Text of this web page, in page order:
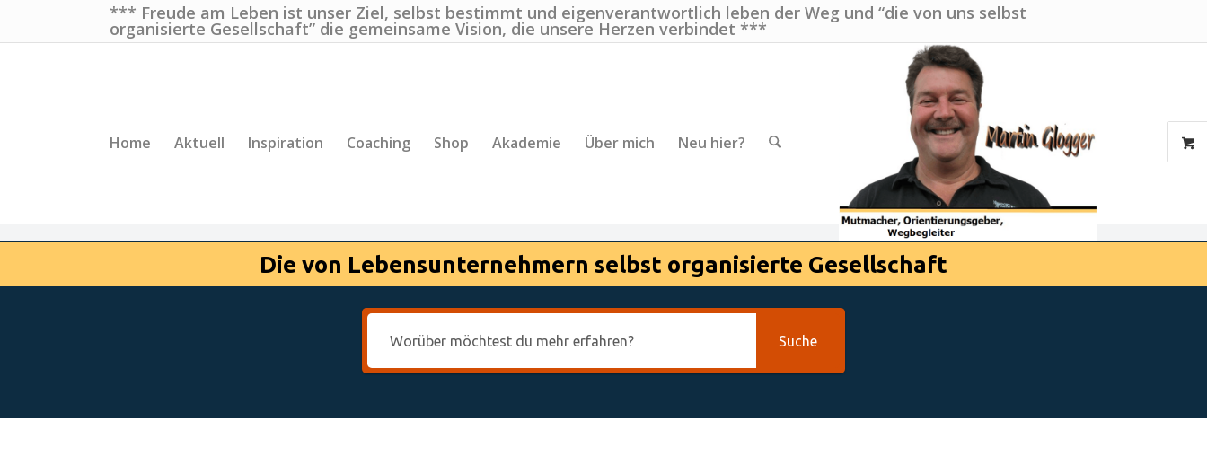
*** Freude am Leben ist unser Ziel, selbst bestimmt und eigenverantwortlich leben der Weg und “die von uns selbst
organisierte Gesellschaft” die gemeinsame Vision, die unsere Herzen verbindet ***
Home Aktuell Inspiration Coaching Shop Akademie Über mich Neu hier?
Die von Lebensunternehmern selbst organisierte Gesellschaft
Suche